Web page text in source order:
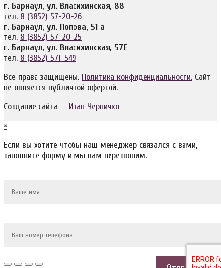
г. Барнаул, ул. Власихинская, 88
тел. 8 (3852) 57-20-26
г. Барнаул, ул. Попова, 51 а
тел. 8 (3852) 57-20-25
г. Барнаул, ул. Власихинская, 57Е
тел. 8 (3852) 571-549
Все права защищены. Политика конфиденциальности. Сайт
не является публичной офертой.
Создание сайта — Иван Черничко
×
Если вы хотите чтобы наш менеджер связался с вами,
заполните форму и мы вам перезвоним.